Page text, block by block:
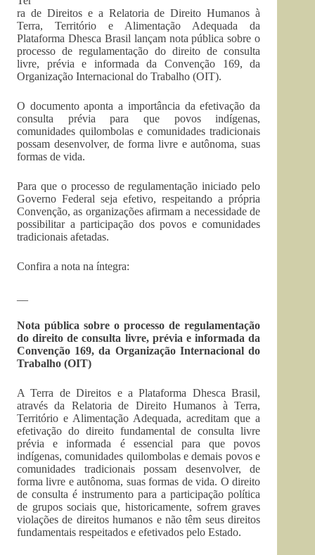
ra de Direitos e a Relatoria de Direito Humanos à
Terra, Território e Alimentação Adequada da
Plataforma Dhesca Brasil lançam nota pública sobre o
processo de regulamentação do direito de consulta
livre, prévia e informada da Convenção 169, da
Organização Internacional do Trabalho (OIT).
O documento aponta a importância da efetivação da
consulta prévia para que povos indígenas,
comunidades quilombolas e comunidades tradicionais
possam desenvolver, de forma livre e autônoma, suas
formas de vida.
Para que o processo de regulamentação iniciado pelo
Governo Federal seja efetivo, respeitando a própria
Convenção, as organizações afirmam a necessidade de
possibilitar a participação dos povos e comunidades
tradicionais afetadas.
Confira a nota na íntegra:
Nota pública sobre o processo de regulamentação
do direito de consulta livre, prévia e informada da
Convenção 169, da Organização Internacional do
Trabalho (OIT)
A Terra de Direitos e a Plataforma Dhesca Brasil,
através da Relatoria de Direito Humanos à Terra,
Território e Alimentação Adequada, acreditam que a
efetivação do direito fundamental de consulta livre
prévia e informada é essencial para que povos
indígenas, comunidades quilombolas e demais povos e
comunidades tradicionais possam desenvolver, de
forma livre e autônoma, suas formas de vida. O direito
de consulta é instrumento para a participação política
de grupos sociais que, historicamente, sofrem graves
violações de direitos humanos e não têm seus direitos
fundamentais respeitados e efetivados pelo Estado.